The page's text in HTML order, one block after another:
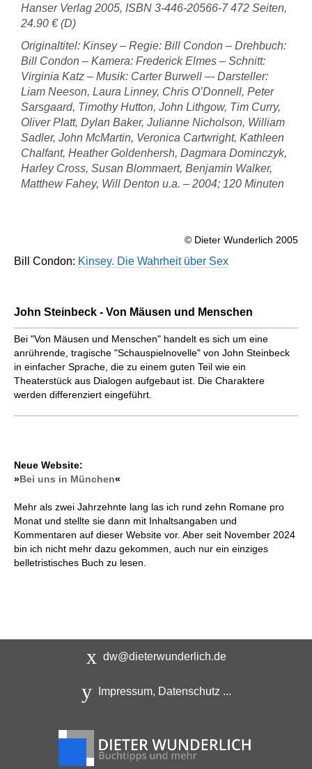
Hanser Verlag 2005, ISBN 3-446-20566-7 472 Seiten,
24.90 € (D)
Originaltitel: Kinsey – Regie: Bill Condon – Drehbuch:
Bill Condon – Kamera: Frederick Elmes – Schnitt:
Virginia Katz – Musik: Carter Burwell –- Darsteller:
Liam Neeson, Laura Linney, Chris O’Donnell, Peter
Sarsgaard, Timothy Hutton, John Lithgow, Tim Curry,
Oliver Platt, Dylan Baker, Julianne Nicholson, William
Sadler, John McMartin, Veronica Cartwright, Kathleen
Chalfant, Heather Goldenhersh, Dagmara Dominczyk,
Harley Cross, Susan Blommaert, Benjamin Walker,
Matthew Fahey, Will Denton u.a. – 2004; 120 Minuten
© Dieter Wunderlich 2005
Bill Condon: Kinsey. Die Wahrheit über Sex
John Steinbeck - Von Mäusen und Menschen
Bei "Von Mäusen und Menschen" handelt es sich um eine
anrührende, tragische "Schauspielnovelle" von John Steinbeck
in einfacher Sprache, die zu einem guten Teil wie ein
Theaterstück aus Dialogen aufgebaut ist. Die Charaktere
werden differenziert eingeführt.
Neue Website:
»Bei uns in München«
Mehr als zwei Jahrzehnte lang las ich rund zehn Romane pro
Monat und stellte sie dann mit Inhaltsangaben und
Kommentaren auf dieser Website vor. Aber seit November 2024
bin ich nicht mehr dazu gekommen, auch nur ein einziges
belletristisches Buch zu lesen.
dw@dieterwunderlich.de
Impressum, Datenschutz ...